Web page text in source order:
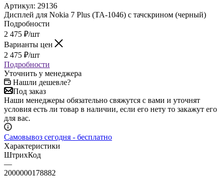
Артикул: 29136
Дисплей для Nokia 7 Plus (TA-1046) с тачскрином (черный)
Подробности
2 475 ₽/шт
Варианты цен
2 475 ₽/шт
Подробности
Уточнить у менеджера
Нашли дешевле?
Под заказ
Наши менеджеры обязательно свяжутся с вами и уточнят
условия есть ли товар в наличии, если его нету то закажут его
для вас.
Самовывоз сегодня - бесплатно
Характеристики
ШтрихКод
—
2000000178882